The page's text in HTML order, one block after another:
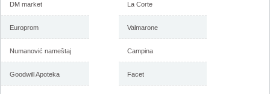
Forma Ideale katalog
nameštaja, akcija 7. novembar
do 6. decembar 2017
Forma Ideale jesenja ponuda
1-6. novembar 2017
DM market
Europrom
Numanović nameštaj
Goodwill Apoteka
La Corte
Valmarone
Campina
Facet